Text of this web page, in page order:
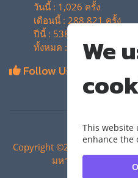
We
This website
enhance the
วันนี้ : 1,026 ครั้ง
เดือนนี้ : 288,821 ครั้ง
ปีนี้ : 538,997 ครั้ง
ทั้งหมด : 4,129,947 ครั้ง
Follow Us
Copyright ©2024 สำนักวิทยบ
มหาวิทยาลัยเทคโนโ